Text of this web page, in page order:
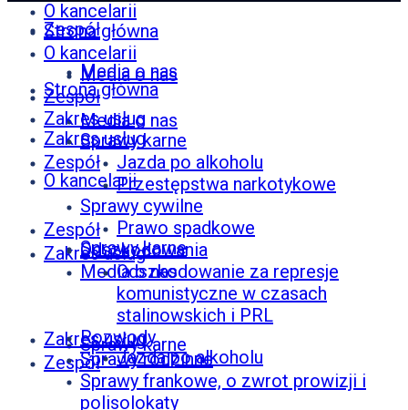
Zespół
Zakres usług
Sprawy karne
Jazda po alkoholu
Media o nas
Zespół
Zakres usług
Sprawy karne
O kancelarii
Media o nas
Zespół
Zakres usług
Strona główna
O kancelarii
Media o nas
Zespół
Strona główna
O kancelarii
Media o nas
Zespół
Zakres usług
Sprawy karne
Jazda po alkoholu
Przestępstwa narkotykowe
Sprawy cywilne
Prawo spadkowe
Odszkodowania
Odszkodowanie za represje
komunistyczne w czasach
stalinowskich i PRL
Rozwody
Sprawy rodzinne
Sprawy frankowe, o zwrot prowizji i
polisolokaty